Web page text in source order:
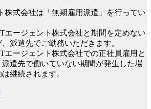
株式会社は「無期雇用派遣」を行ってい
エージェント株式会社と期間を定めない
派遣先でご勤務いただきます。
エージェント株式会社での正社員雇用と
遣先で働いていない期間が発生した場
継続されます。